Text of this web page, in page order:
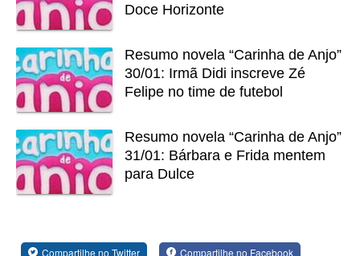
Doce Horizonte
Resumo novela “Carinha de Anjo”
30/01: Irmã Didi inscreve Zé
Felipe no time de futebol
Resumo novela “Carinha de Anjo”
31/01: Bárbara e Frida mentem
para Dulce
Compartilhe no Twitter Compartilhe no Facebook